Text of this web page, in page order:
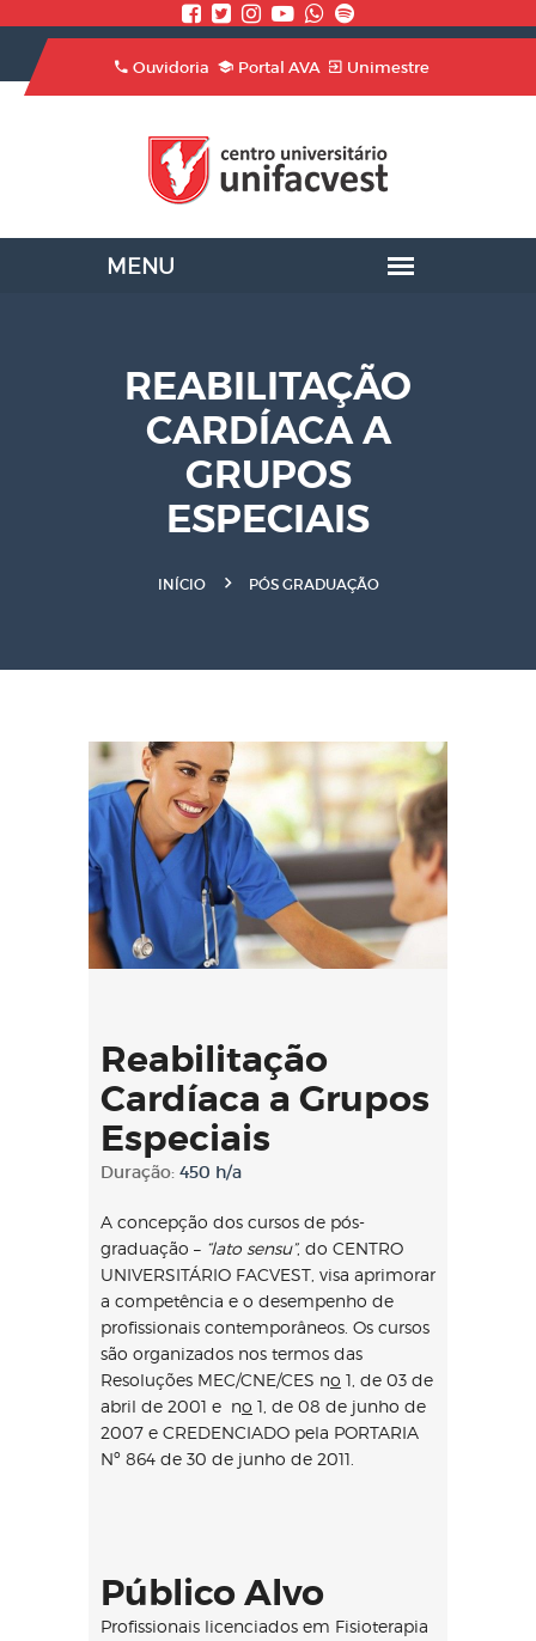
Ouvidoria Portal AVA Unimestre
REABILITAÇÃO
CARDÍACA A
GRUPOS
ESPECIAIS
INÍCIO PÓS GRADUAÇÃO
Reabilitação
Cardíaca a Grupos
Especiais
Duração: 450 h/a
A concepção dos cursos de pós-
graduação – “lato sensu”, do CENTRO
UNIVERSITÁRIO FACVEST, visa aprimorar
a competência e o desempenho de
profissionais contemporâneos. Os cursos
são organizados nos termos das
Resoluções MEC/CNE/CES no 1, de 03 de
abril de 2001 e no 1, de 08 de junho de
2007 e CREDENCIADO pela PORTARIA
Nº 864 de 30 de junho de 2011.
Público Alvo
Profissionais licenciados em Fisioterapia